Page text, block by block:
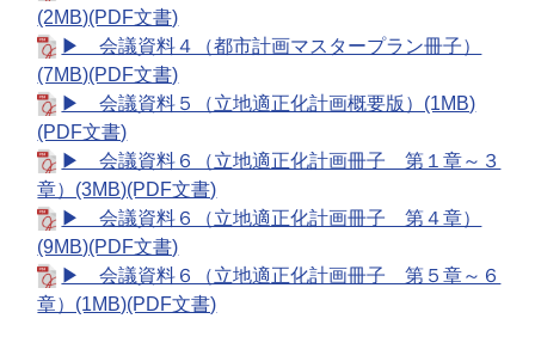
(2MB)(PDF文書)
▶ 会議資料４（都市計画マスタープラン冊子）
(7MB)(PDF文書)
▶ 会議資料５（立地適正化計画概要版）(1MB)
(PDF文書)
▶ 会議資料６（立地適正化計画冊子 第１章～３
章）(3MB)(PDF文書)
▶ 会議資料６（立地適正化計画冊子 第４章）
(9MB)(PDF文書)
▶ 会議資料６（立地適正化計画冊子 第５章～６
章）(1MB)(PDF文書)